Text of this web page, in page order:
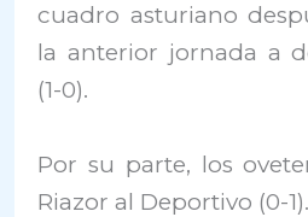
cuadro asturiano
la anterior jornada a
(1-0).
Por su parte, los
Riazor al Deportivo (0-1).